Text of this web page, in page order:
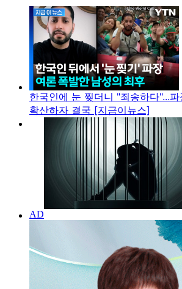
한국인에 눈 찢더니 "죄송하다"...
확산하자 결국 [지금이뉴스]